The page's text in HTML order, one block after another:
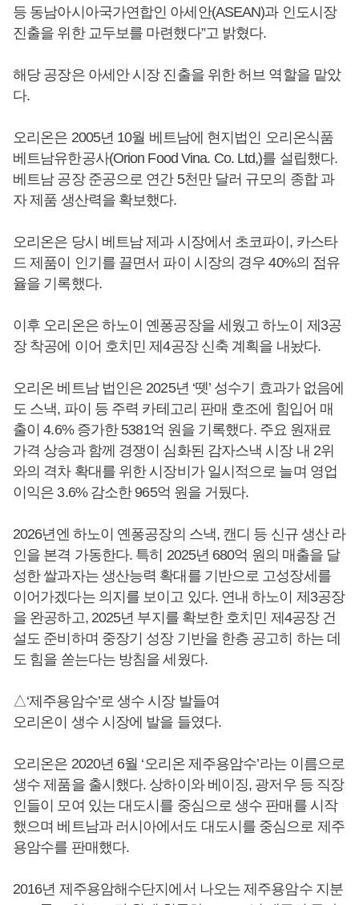
등 동남아시아국가연합인 아세안(ASEAN)과 인도시장
진출을 위한 교두보를 마련했다”고 밝혔다.
해당 공장은 아세안 시장 진출을 위한 허브 역할을 맡았
다.
오리온은 2005년 10월 베트남에 현지법인 오리온식품
베트남유한공사(Orion Food Vina. Co. Ltd,)를 설립했다.
베트남 공장 준공으로 연간 5천만 달러 규모의 종합 과
자 제품 생산력을 확보했다.
오리온은 당시 베트남 제과 시장에서 초코파이, 카스타
드 제품이 인기를 끌면서 파이 시장의 경우 40%의 점유
율을 기록했다.
이후 오리온은 하노이 옌퐁공장을 세웠고 하노이 제3공
장 착공에 이어 호치민 제4공장 신축 계획을 내놨다.
오리온 베트남 법인은 2025년 ‘뗏’ 성수기 효과가 없음에
도 스낵, 파이 등 주력 카테고리 판매 호조에 힘입어 매
출이 4.6% 증가한 5381억 원을 기록했다. 주요 원재료
가격 상승과 함께 경쟁이 심화된 감자스낵 시장 내 2위
와의 격차 확대를 위한 시장비가 일시적으로 늘며 영업
이익은 3.6% 감소한 965억 원을 거뒀다.
2026년엔 하노이 옌퐁공장의 스낵, 캔디 등 신규 생산 라
인을 본격 가동한다. 특히 2025년 680억 원의 매출을 달
성한 쌀과자는 생산능력 확대를 기반으로 고성장세를
이어가겠다는 의지를 보이고 있다. 연내 하노이 제3공장
을 완공하고, 2025년 부지를 확보한 호치민 제4공장 건
설도 준비하며 중장기 성장 기반을 한층 공고히 하는 데
도 힘을 쏟는다는 방침을 세웠다.
△‘제주용암수’로 생수 시장 발들여
오리온이 생수 시장에 발을 들였다.
오리온은 2020년 6월 ‘오리온 제주용암수’라는 이름으로
생수 제품을 출시했다. 상하이와 베이징, 광저우 등 직장
인들이 모여 있는 대도시를 중심으로 생수 판매를 시작
했으며 베트남과 러시아에서도 대도시를 중심으로 제주
용암수를 판매했다.
2016년 제주용암해수단지에서 나오는 제주용암수 지분